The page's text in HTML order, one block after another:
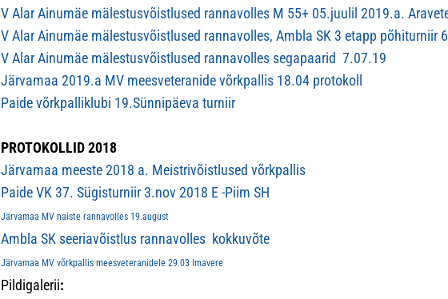
V Alar Ainumäe mälestusvõistlused rannavolles M 55+ 05.juulil 2019.a.
V Alar Ainumäe mälestusvõistlused rannavolles, Ambla SK 3 etapp põhiturniir
V Alar Ainumäe mälestusvõistlused rannavolles segapaarid 7.07.19
Järvamaa 2019.a MV meesveteranide võrkpallis 18.04 protokoll
Paide võrkpalliklubi 19.Sünnipäeva turniir
PROTOKOLLID 2018
Järvamaa meeste 2018 a. Meistrivõistlused võrkpallis
Paide VK 37. Sügisturniir 3.nov 2018 E -Piim SH
Järvamaa MV naiste rannavolles 19.august
Ambla SK seeriavõistlus rannavolles kokkuvõte
Järvamaa MV võrkpallis meesveteranidele 29.03 Imavere
Pildigalerii: